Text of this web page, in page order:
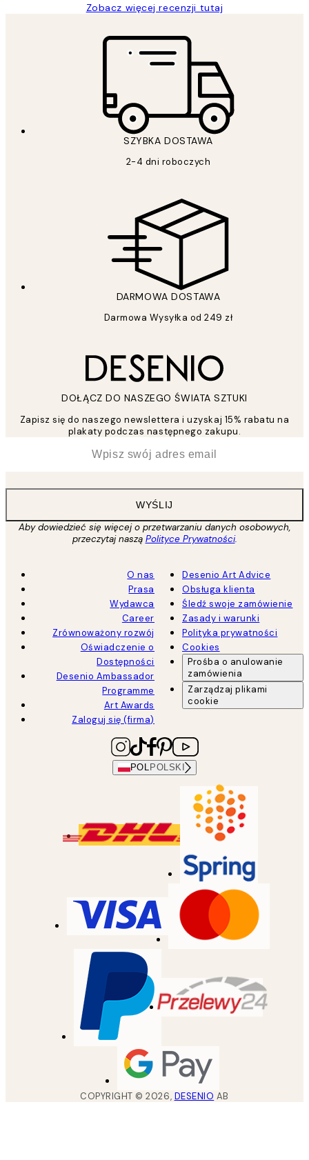
Zobacz więcej recenzji tutaj
SZYBKA DOSTAWA
2-4 dni roboczych
DARMOWA DOSTAWA
Darmowa Wysyłka od 249 zł
DOŁĄCZ DO NASZEGO ŚWIATA SZTUKI
Zapisz się do naszego newslettera i uzyskaj 15% rabatu na
plakaty podczas następnego zakupu.
WYŚLIJ
Aby dowiedzieć się więcej o przetwarzaniu danych osobowych,
przeczytaj naszą Polityce Prywatności.
O nas
Prasa
Wydawca
Career
Zrównoważony rozwój
Oświadczenie o
Dostępności
Desenio Ambassador
Programme
Art Awards
Zaloguj się (firma)
Desenio Art Advice
Obsługa klienta
Śledź swoje zamówienie
Zasady i warunki
Polityka prywatności
Cookies
Prośba o anulowanie
zamówienia
Zarządzaj plikami
cookie
POL POLSKI
COPYRIGHT ©2026, DESENIO AB